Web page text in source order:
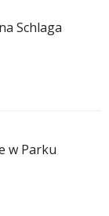
Schlaga
w Parku